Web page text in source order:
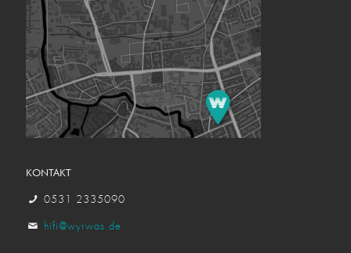
KONTAKT
0531 2335090
hifi@wyrwas.de